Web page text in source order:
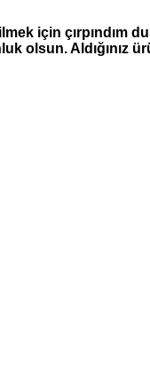
için çırpındım
Aldığınız